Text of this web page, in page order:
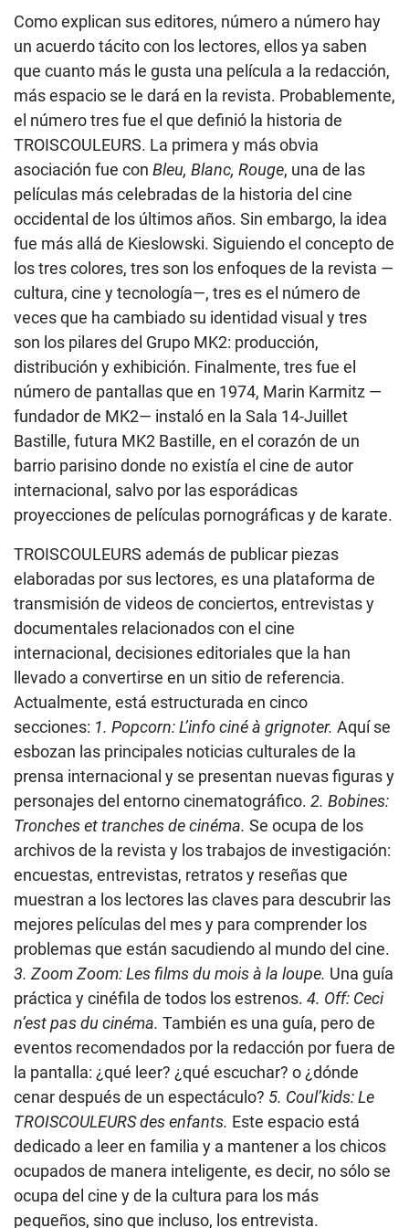
Como explican sus editores, número a número hay
un acuerdo tácito con los lectores, ellos ya saben
que cuanto más le gusta una película a la redacción,
más espacio se le dará en la revista. Probablemente,
el número tres fue el que definió la historia de
TROISCOULEURS. La primera y más obvia
asociación fue con Bleu, Blanc, Rouge, una de las
películas más celebradas de la historia del cine
occidental de los últimos años. Sin embargo, la idea
fue más allá de Kieslowski. Siguiendo el concepto de
los tres colores, tres son los enfoques de la revista —
cultura, cine y tecnología—, tres es el número de
veces que ha cambiado su identidad visual y tres
son los pilares del Grupo MK2: producción,
distribución y exhibición. Finalmente, tres fue el
número de pantallas que en 1974, Marin Karmitz —
fundador de MK2— instaló en la Sala 14-Juillet
Bastille, futura MK2 Bastille, en el corazón de un
barrio parisino donde no existía el cine de autor
internacional, salvo por las esporádicas
proyecciones de películas pornográficas y de karate.
TROISCOULEURS además de publicar piezas
elaboradas por sus lectores, es una plataforma de
transmisión de videos de conciertos, entrevistas y
documentales relacionados con el cine
internacional, decisiones editoriales que la han
llevado a convertirse en un sitio de referencia.
Actualmente, está estructurada en cinco
secciones: 1. Popcorn: L’info ciné à grignoter. Aquí se
esbozan las principales noticias culturales de la
prensa internacional y se presentan nuevas figuras y
personajes del entorno cinematográfico. 2. Bobines:
Tronches et tranches de cinéma. Se ocupa de los
archivos de la revista y los trabajos de investigación:
encuestas, entrevistas, retratos y reseñas que
muestran a los lectores las claves para descubrir las
mejores películas del mes y para comprender los
problemas que están sacudiendo al mundo del cine.
3. Zoom Zoom: Les films du mois à la loupe. Una guía
práctica y cinéfila de todos los estrenos. 4. Off: Ceci
n’est pas du cinéma. También es una guía, pero de
eventos recomendados por la redacción por fuera de
la pantalla: ¿qué leer? ¿qué escuchar? o ¿dónde
cenar después de un espectáculo? 5. Coul’kids: Le
TROISCOULEURS des enfants. Este espacio está
dedicado a leer en familia y a mantener a los chicos
ocupados de manera inteligente, es decir, no sólo se
ocupa del cine y de la cultura para los más
pequeños, sino que incluso, los entrevista.